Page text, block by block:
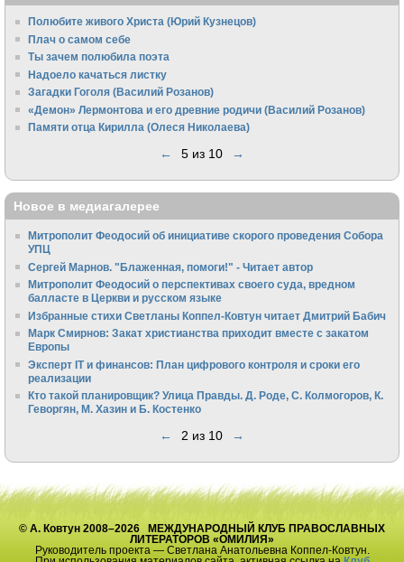
Полюбите живого Христа (Юрий Кузнецов)
Плач о самом себе
Ты зачем полюбила поэта
Надоело качаться листку
Загадки Гоголя (Василий Розанов)
«Демон» Лермонтова и его древние родичи (Василий Розанов)
Памяти отца Кирилла (Олеся Николаева)
← 5 из 10 →
Новое в медиагалерее
Митрополит Феодосий об инициативе скорого проведения Собора
УПЦ
Сергей Марнов. "Блаженная, помоги!" - Читает автор
Митрополит Феодосий о перспективах своего суда, вредном
балласте в Церкви и русском языке
Избранные стихи Светланы Коппел-Ковтун читает Дмитрий Бабич
Марк Смирнов: Закат христианства приходит вместе с закатом
Европы
Эксперт IT и финансов: План цифрового контроля и сроки его
реализации
Кто такой планировщик? Улица Правды. Д. Роде, С. Колмогоров, К.
Геворгян, М. Хазин и Б. Костенко
← 2 из 10 →
© А. Ковтун 2008–2026 МЕЖДУНАРОДНЫЙ КЛУБ ПРАВОСЛАВНЫХ
ЛИТЕРАТОРОВ «ОМИЛИЯ»
Руководитель проекта — Светлана Анатольевна Коппел-Ковтун.